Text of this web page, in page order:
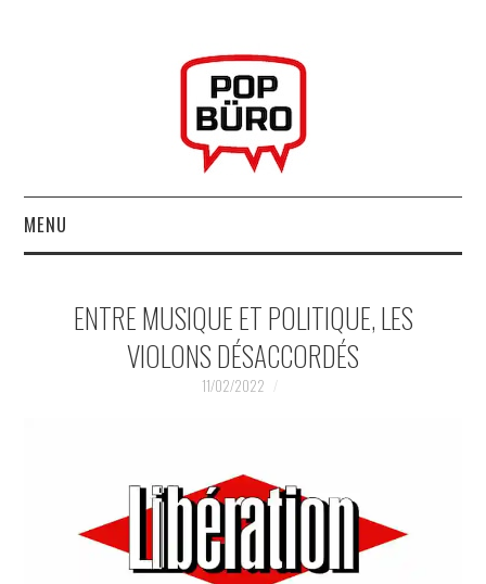
MENU
MUSIQUESACTUELLES.NET
INDÉPENDANTS
ENTRE MUSIQUE ET POLITIQUE, LES
VIOLONS DÉSACCORDÉS
11/02/2022